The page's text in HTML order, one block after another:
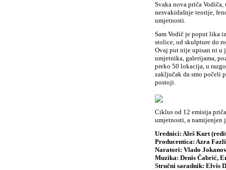
Svaka nova priča
nesvakidašnje teorije,
umjetnosti.
Sam Vodič je poput lika
stolice, od skulpture do
Ovaj put nije upisan ni u
umjetnika, galerijama,
preko 50 lokacija, u
zaključak da smo počeli
postoji.
Ciklus od 12 emisija
umjetnosti, a namijenjen
Urednici: Aleš Kurt
Producentica: Azra
Naratori: Vlado
Muzika: Denis Čabrić,
Stručni saradnik: Elvis